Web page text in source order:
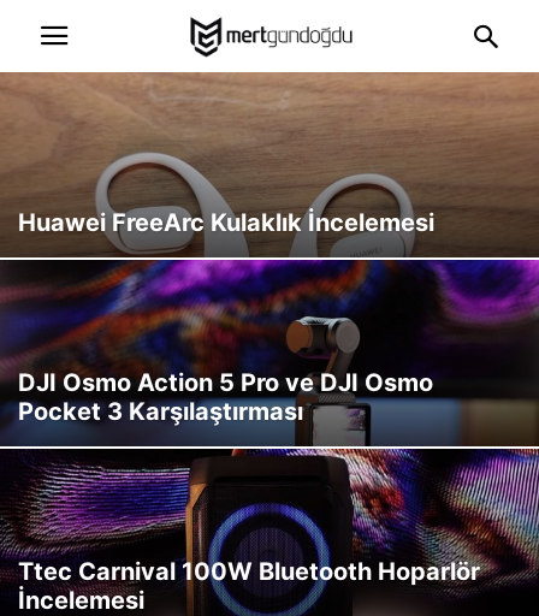
Huawei FreeArc Kulaklık İncelemesi
DJI Osmo Action 5 Pro ve DJI Osmo
Pocket 3 Karşılaştırması
Ttec Carnival 100W Bluetooth Hoparlör
İncelemesi